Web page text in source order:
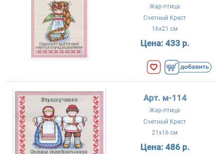
Жар-птица
Счетный Крест
16x21 см
Цена: 433 р.
Арт. м-114
Жар-птица
Счетный Крест
21x16 см
Цена: 486 р.